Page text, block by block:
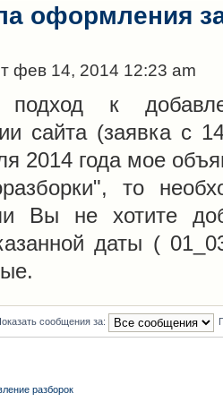
оформления
фев 14, 2014 12:23 am
подход к
сайта (заявка с
2014 года мое
то
Вы не хотите
даты (
сообщения за:
разборок